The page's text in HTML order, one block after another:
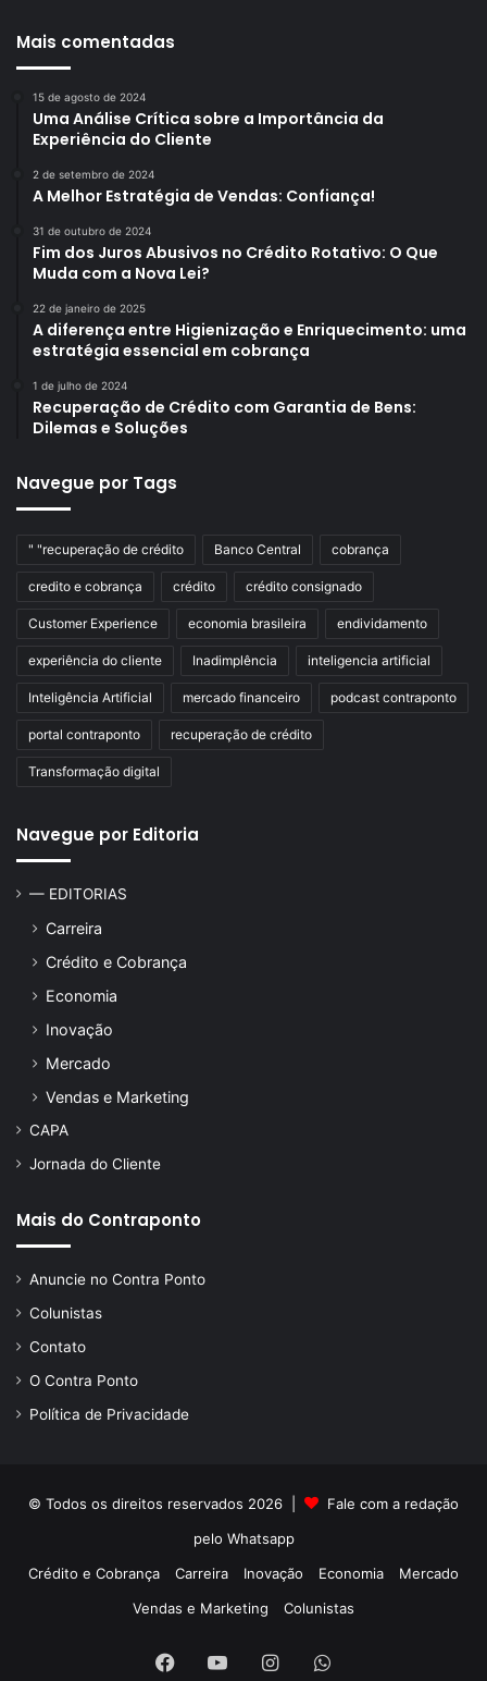
Mais comentadas
15 de agosto de 2024
Uma Análise Crítica sobre a Importância da
Experiência do Cliente
2 de setembro de 2024
A Melhor Estratégia de Vendas: Confiança!
31 de outubro de 2024
Fim dos Juros Abusivos no Crédito Rotativo: O Que
Muda com a Nova Lei?
22 de janeiro de 2025
A diferença entre Higienização e Enriquecimento: uma
estratégia essencial em cobrança
1 de julho de 2024
Recuperação de Crédito com Garantia de Bens:
Dilemas e Soluções
Navegue por Tags
" "recuperação de crédito Banco Central cobrança
credito e cobrança crédito crédito consignado
Customer Experience economia brasileira endividamento
experiência do cliente Inadimplência inteligencia artificial
Inteligência Artificial mercado financeiro podcast contraponto
portal contraponto recuperação de crédito
Transformação digital
Navegue por Editoria
— EDITORIAS
Carreira
Crédito e Cobrança
Economia
Inovação
Mercado
Vendas e Marketing
CAPA
Jornada do Cliente
Mais do Contraponto
Anuncie no Contra Ponto
Colunistas
Contato
O Contra Ponto
Política de Privacidade
© Todos os direitos reservados 2026 |
Fale com a redação
pelo Whatsapp
Crédito e Cobrança
Carreira Inovação Economia
Mercado
Vendas e Marketing
Colunistas
Facebook
YouTubeInstagramWhatsApp